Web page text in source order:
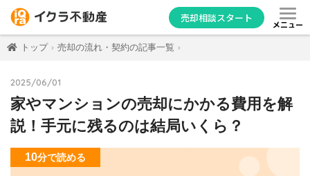
売却相談スタート
メニュー
トップ 売却の流れ・契約の記事一覧
2025/06/01
家やマンションの売却にかかる費用を解
説！手元に残るのは結局いくら？
10分で読める